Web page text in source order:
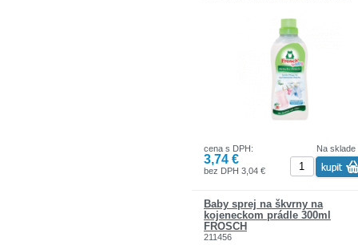
Na sklade
cena s DPH:
3,74 €
bez DPH 3,04 €
Baby sprej na škvrny na
kojeneckom prádle 300ml
FROSCH
211456